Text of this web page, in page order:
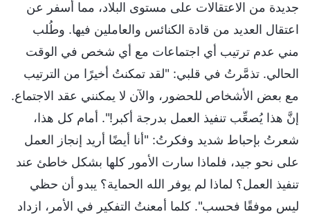
جديدة من الاعتقالات على مستوى البلاد، مما أسفر عن
اعتقال العديد من قادة الكنائس والعاملين فيها. وطُلب
مني عدم ترتيب أي اجتماعات مع أي شخص في الوقت
الحالي. تذمَّرتُ في قلبي: "لقد تمكنتُ أخيرًا من الترتيب
مع بعض الأشخاص للحضور، والآن لا يمكنني عقد الاجتماع.
إنَّ هذا يُصعِّب تنفيذ العمل بدرجة أكبر!". أمام كل هذا،
شعرتُ بإحباط شديد وفكرتُ: "أنا أيضًا أريد إنجاز العمل
على نحو جيد، فلماذا سارت الأمور كلها بشكل خاطئ عند
تنفيذ العمل؟ لماذا لم يوفر الله الحماية؟ يبدو أن حظي
ليس موفقًا فحسب". كلما أمعنتُ التفكير في الأمر، ازداد